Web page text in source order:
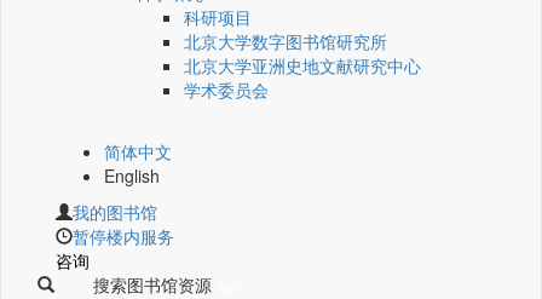
科研项目
北京大学数字图书馆研究所
北京大学亚洲史地文献研究中心
学术委员会
简体中文
English
我的图书馆
暂停楼内服务
咨询
搜索图书馆资源